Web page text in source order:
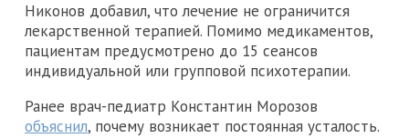
Никонов добавил, что лечение не ограничится
лекарственной терапией. Помимо медикаментов,
пациентам предусмотрено до 15 сеансов
индивидуальной или групповой психотерапии.
Ранее врач-педиатр Константин Морозов
объяснил, почему возникает постоянная усталость.